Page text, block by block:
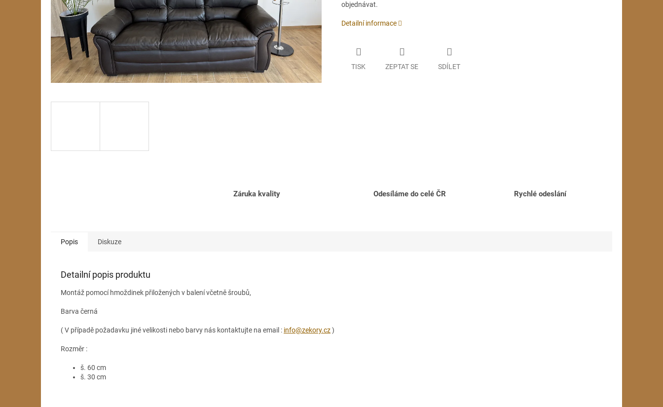
objednávat.
Detailní informace
TISK ZEPTAT SE SDÍLET
Záruka kvality Odesíláme do celé ČR Rychlé odeslání
Popis Diskuze
Detailní popis produktu
Montáž pomocí hmoždinek přiložených v balení včetně šroubů,
Barva černá
( V případě požadavku jiné velikosti nebo barvy nás kontaktujte na email : info@zekory.cz)
Rozměr :
š. 60 cm
š. 30 cm